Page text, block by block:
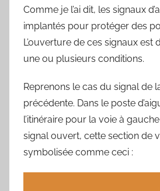
Comme je l’ai dit, les signaux
implantés pour protéger des
L’ouverture de ces signaux est
une ou plusieurs conditions.
Reprenons le cas du signal de
précédente. Dans le poste
l’itinéraire pour la voie à
signal ouvert, cette section de
symbolisée comme ceci :